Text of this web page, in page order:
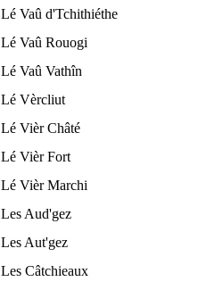
Lé Vaû d'Tchithiéthe
Lé Vaû Rouogi
Lé Vaû Vathîn
Lé Vèrcliut
Lé Vièr Châté
Lé Vièr Fort
Lé Vièr Marchi
Les Aud'gez
Les Aut'gez
Les Câtchieaux